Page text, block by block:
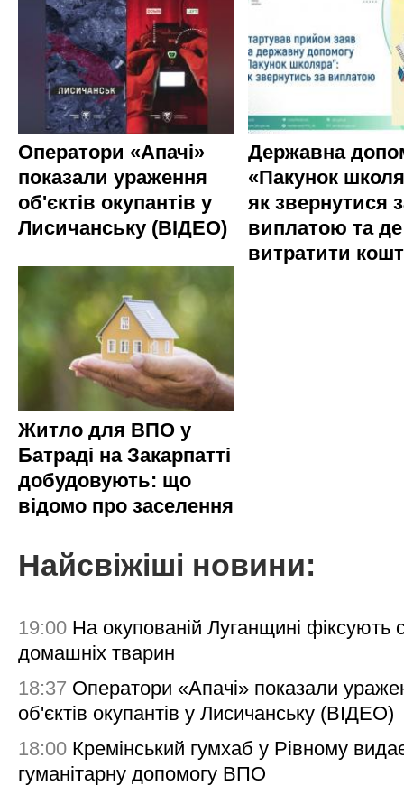
Оператори «Апачі»
показали ураження
об'єктів окупантів у
Лисичанську (ВІДЕО)
Державна
«Пакунок
як звернутися
виплатою та де
витратити
Житло для ВПО у
Батраді на Закарпатті
добудовують: що
відомо про заселення
Найсвіжіші новини:
19:00 На окупованій Луганщині фіксують
домашніх тварин
18:37 Оператори «Апачі» показали
об'єктів окупантів у Лисичанську (ВІДЕО)
18:00 Кремінський гумхаб у Рівному
гуманітарну допомогу ВПО